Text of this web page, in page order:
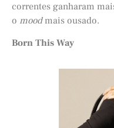
correntes ganharam
o moodmais ousado.
Born This Way